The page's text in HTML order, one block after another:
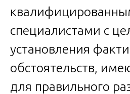
специалистами с
установления
обстоятельств,
для правильного